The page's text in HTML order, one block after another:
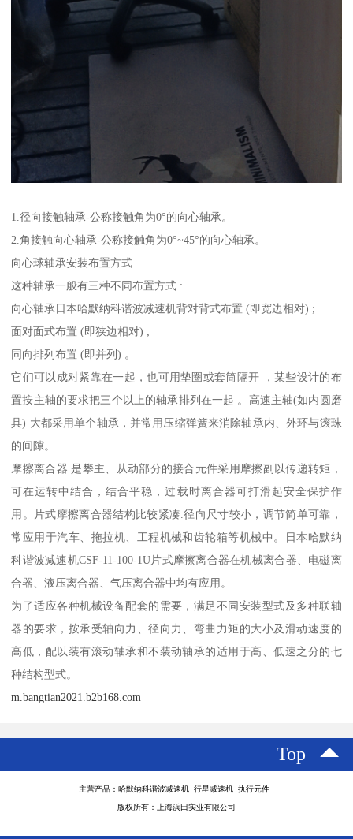
1.径向接触轴承-公称接触角为0°的向心轴承。
2.角接触向心轴承-公称接触角为0°~45°的向心轴承。
向心球轴承安装布置方式
这种轴承一般有三种不同布置方式 :
向心轴承日本哈默纳科谐波减速机背对背式布置 (即宽边相对) ;
面对面式布置 (即狭边相对) ;
同向排列布置 (即并列) 。
它们可以成对紧靠在一起，也可用垫圈或套筒隔开 ，某些设计的布
置按主轴的要求把三个以上的轴承排列在一起 。高速主轴(如内圆磨
具) 大都采用单个轴承，并常用压缩弹簧来消除轴承内、外环与滚珠
的间隙。
摩擦离合器.是攀主、从动部分的接合元件采用摩擦副以传递转矩，
可在运转中结合，结合平稳，过载时离合器可打滑起安全保护作
用。片式摩擦离合器结构比较紧凑.径向尺寸较小，调节简单可靠，
常应用于汽车、拖拉机、工程机械和齿轮箱等机械中。日本哈默纳
科谐波减速机CSF-11-100-1U片式摩擦离合器在机械离合器、电磁离
合器、液压离合器、气压离合器中均有应用。
为了适应各种机械设备配套的需要，满足不同安装型式及多种联轴
器的要求，按承受轴向力、径向力、弯曲力矩的大小及滑动速度的
高低，配以装有滚动轴承和不装动轴承的适用于高、低速之分的七
种结构型式。
m.bangtian2021.b2b168.com
Top
主营产品：哈默纳科谐波减速机 行星减速机 执行元件
版权所有：上海浜田实业有限公司